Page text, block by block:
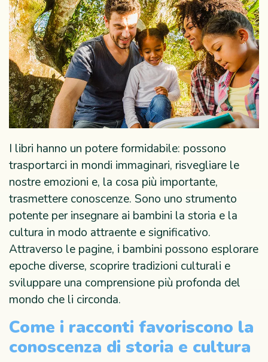
I libri hanno un potere formidabile: possono
trasportarci in mondi immaginari, risvegliare le
nostre emozioni e, la cosa più importante,
trasmettere conoscenze. Sono uno strumento
potente per insegnare ai bambini la storia e la
cultura in modo attraente e significativo.
Attraverso le pagine, i bambini possono esplorare
epoche diverse, scoprire tradizioni culturali e
sviluppare una comprensione più profonda del
mondo che li circonda.
Come i racconti favoriscono la
conoscenza di storia e cultura